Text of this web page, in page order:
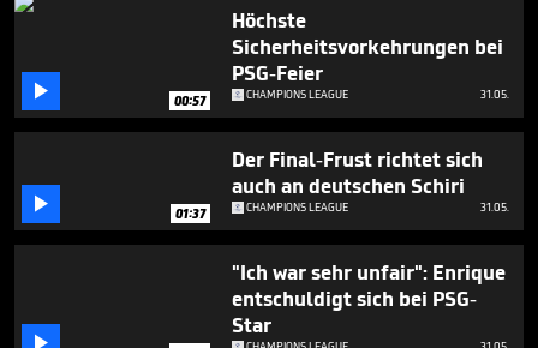
 00:57
Höchste
Sicherheitsvorkehrungen bei
PSG-Feier
CHAMPIONS LEAGUE 31.05.
 01:37
Der Final-Frust richtet sich
auch an deutschen Schiri
CHAMPIONS LEAGUE 31.05.
"Ich war sehr unfair": Enrique
entschuldigt sich bei PSG-
Star